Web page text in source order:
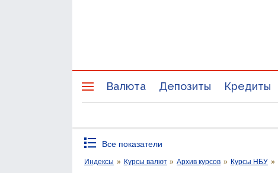
Валюта Депозиты Кредиты
Все показатели
Индексы » Курсы валют » Архив курсов » Курсы НБУ »